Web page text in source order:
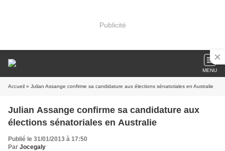
Publicité
MENU
Accueil » Julian Assange confirme sa candidature aux élections sénatoriales en Australie
Julian Assange confirme sa candidature aux
élections sénatoriales en Australie
Publié le 31/01/2013 à 17:50
Par Jocegaly